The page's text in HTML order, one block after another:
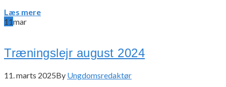
Læs mere
11mar
Træningslejr august 2024
11. marts 2025By Ungdomsredaktør